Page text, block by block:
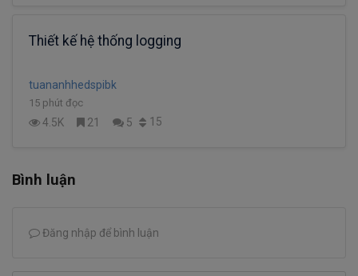
Thiết kế hệ thống logging
tuananhhedspibk
15 phút đọc
4.5K 21 5 15
Bình luận
Đăng nhập để bình luận